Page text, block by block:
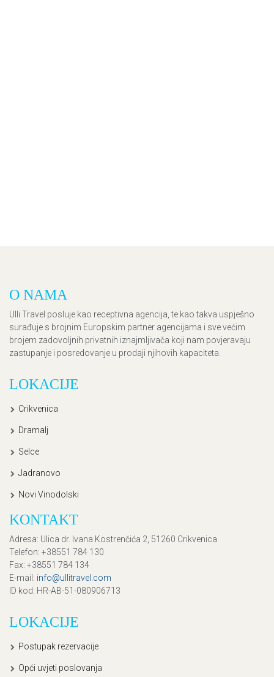
O NAMA
Ulli Travel posluje kao receptivna agencija, te kao takva uspješno
surađuje s brojnim Europskim partner agencijama i sve većim
brojem zadovoljnih privatnih iznajmljivača koji nam povjeravaju
zastupanje i posredovanje u prodaji njihovih kapaciteta.
LOKACIJE
Crikvenica
Dramalj
Selce
Jadranovo
Novi Vinodolski
KONTAKT
Adresa: Ulica dr. Ivana Kostrenčića 2, 51260 Crikvenica
Telefon: +38551 784 130
Fax: +38551 784 134
E-mail : info@ullitravel.com
ID kod: HR-AB-51-080906713
LOKACIJE
Postupak rezervacije
Opći uvjeti poslovanja